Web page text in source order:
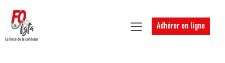
Adhérer en ligne